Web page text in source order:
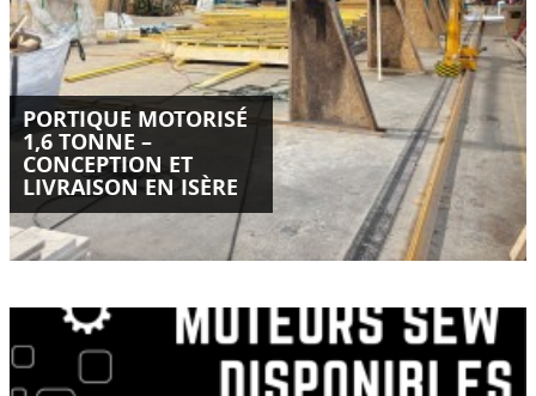
PORTIQUE MOTORISÉ
1,6 TONNE –
CONCEPTION ET
LIVRAISON EN ISÈRE
sur mesure de 1,6 tonne en Isère.
Installation optimisée, double motorisation SEW, palan Kito
ER2 et sécurités intégrées.
LIRE LA SUITE